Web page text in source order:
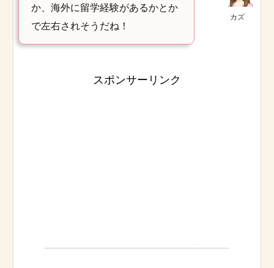
カズ
か、海外に留学経験があるかとか
で左右されそうだね！
スポンサーリンク